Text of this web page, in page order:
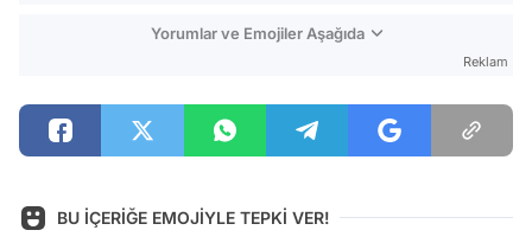
Yorumlar ve Emojiler Aşağıda
Reklam
BU İÇERİĞE EMOJİYLE TEPKİ VER!